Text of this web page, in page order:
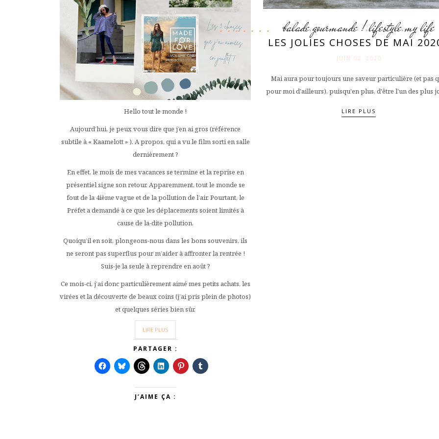
Hello tout le monde !
Aujourd’hui, je peux vous dire que j’en ai gros (référence
subtile à « Kaamelott » ). A propos, qui a vu le film sorti en salle
dernièrement ?
En effet, le mois de mes vacances se termine et la reprise en
présentiel signe son retour. Apparemment, tout le monde se
fout de la 4ième vague et de la pollution de l’air. Pourtant, le
Préfet a demandé à ce que les déplacements soient limités à
cause de la-dite pollution.
Quoiqu’il en soit, plongeons-nous dans les bons souvenirs, ils
ne seront pas superflus pour m’aider à affronter la rentrée !
Suis-je la seule à reprendre en août ?
Ce mois-ci, j’ai donc particulièrement aimé mes petits achats, les
virées et la découverte de beaux coins (j’ai pris plein de photos)
et quelques séries bien sûr.
LIRE PLUS
PARTAGER :
J’AIME ÇA :
balade,gourmande !,lifestyle, my life
LES JOLIES CHOSES DE MAI
JUIN 02. 2020
Mai aura pour toujours une saveur particulière (et pas
pour moi d'ailleurs), puisqu'en plus, d'être l'un des plus
LIRE PLUS